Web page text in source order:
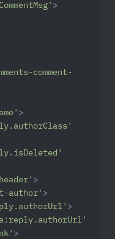
>
comment-
>
>
author' >
>
>